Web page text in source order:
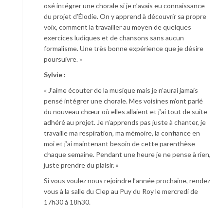
osé intégrer une chorale si je n’avais eu connaissance
du projet d’Élodie. On y apprend à découvrir sa propre
voix, comment la travailler au moyen de quelques
exercices ludiques et de chansons sans aucun
formalisme. Une très bonne expérience que je désire
poursuivre. »
Sylvie :
« J’aime écouter de la musique mais je n’aurai jamais
pensé intégrer une chorale. Mes voisines m’ont parlé
du nouveau chœur où elles allaient et j’ai tout de suite
adhéré au projet. Je n’apprends pas juste à chanter, je
travaille ma respiration, ma mémoire, la confiance en
moi et j’ai maintenant besoin de cette parenthèse
chaque semaine. Pendant une heure je ne pense à rien,
juste prendre du plaisir. »
Si vous voulez nous rejoindre l’année prochaine, rendez
vous à la salle du Clep au Puy du Roy le mercredi de
17h30 à 18h30.